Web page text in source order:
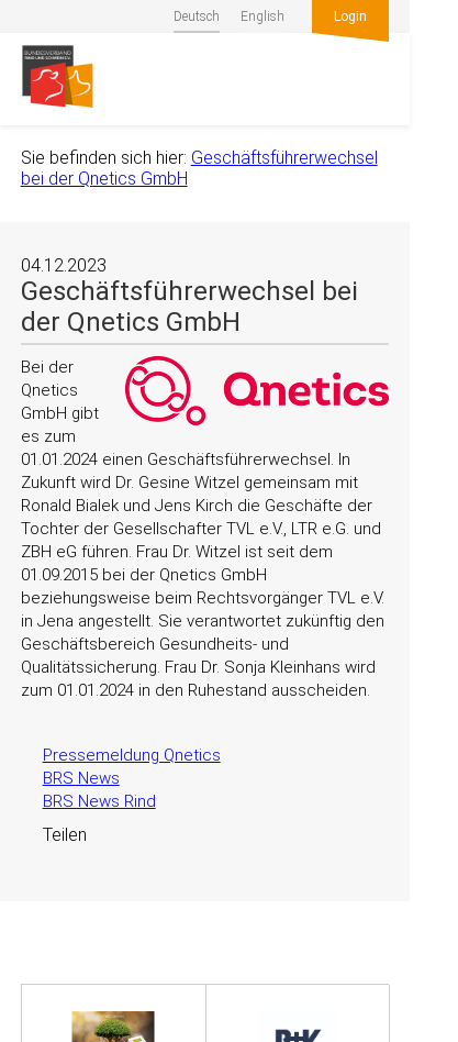
Deutsch English Login
Sie befinden sich hier: Geschäftsführerwechsel
bei der Qnetics GmbH
04.12.2023
Geschäftsführerwechsel bei
der Qnetics GmbH
Bei der
Qnetics
GmbH gibt
es zum
01.01.2024 einen Geschäftsführerwechsel. In
Zukunft wird Dr. Gesine Witzel gemeinsam mit
Ronald Bialek und Jens Kirch die Geschäfte der
Tochter der Gesellschafter TVL e.V., LTR e.G. und
ZBH eG führen. Frau Dr. Witzel ist seit dem
01.09.2015 bei der Qnetics GmbH
beziehungsweise beim Rechtsvorgänger TVL e.V.
in Jena angestellt. Sie verantwortet zukünftig den
Geschäftsbereich Gesundheits- und
Qualitätssicherung. Frau Dr. Sonja Kleinhans wird
zum 01.01.2024 in den Ruhestand ausscheiden.
Pressemeldung Qnetics
BRS News
BRS News Rind
Teilen